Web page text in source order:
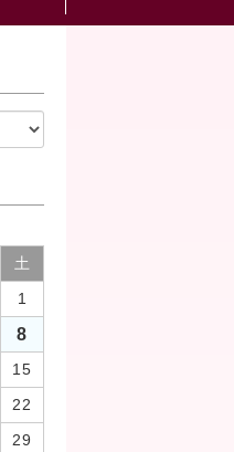
土
1
8
15
22
29